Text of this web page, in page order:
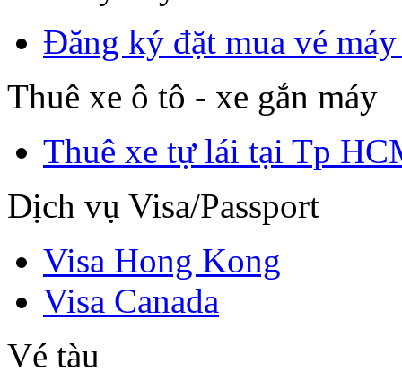
Đăng ký đặt mua vé
Thuê xe ô tô - xe gắn máy
Thuê xe tự lái tại Tp
Dịch vụ Visa/Passport
Visa Hong Kong
Visa Canada
Vé tàu